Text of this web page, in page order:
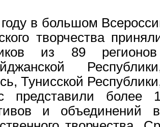
в большом
творчества
из 89
Тунисской
представили более
и объединений